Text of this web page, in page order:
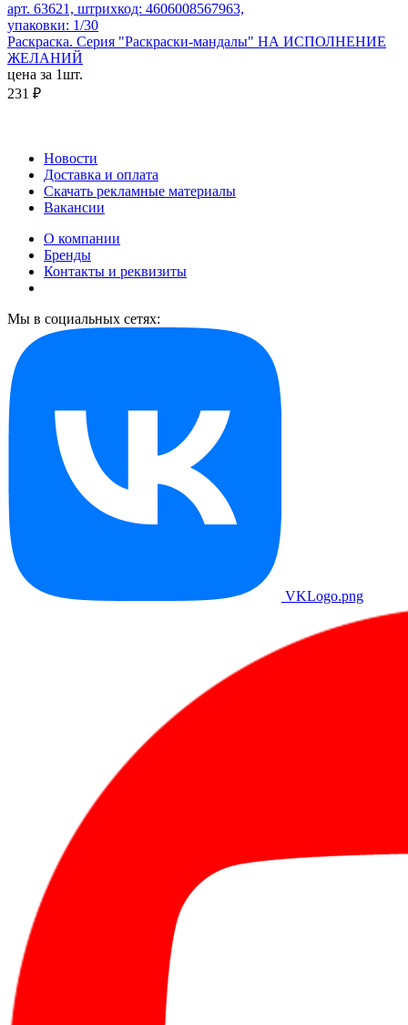
арт. 63621, штрихкод: 4606008567963,
упаковки: 1/30
Раскраска. Серия "Раскраски-мандалы" НА ИСПОЛНЕНИЕ
ЖЕЛАНИЙ
цена за 1шт.
231 ₽
Новости
Доставка и оплата
Скачать рекламные материалы
Вакансии
О компании
Бренды
Контакты и реквизиты
Мы в социальных сетях:
VKLogo.png